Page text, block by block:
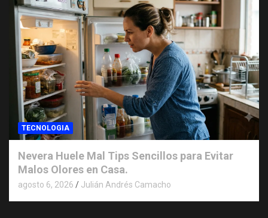
TECNOLOGIA
Nevera Huele Mal Tips Sencillos para Evitar
Malos Olores en Casa.
agosto 6, 2026 Julián Andrés Camacho